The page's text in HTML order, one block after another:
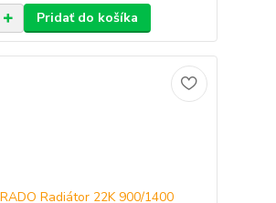
Pridať do košíka